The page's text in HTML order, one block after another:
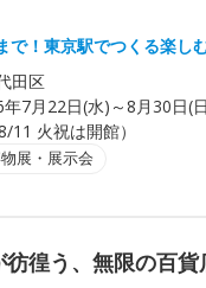
で！東京駅でつくる楽し
田区
年7月22日(水)～8月30日(
火祝は開館）
展・展示会
徨う、無限の百貨